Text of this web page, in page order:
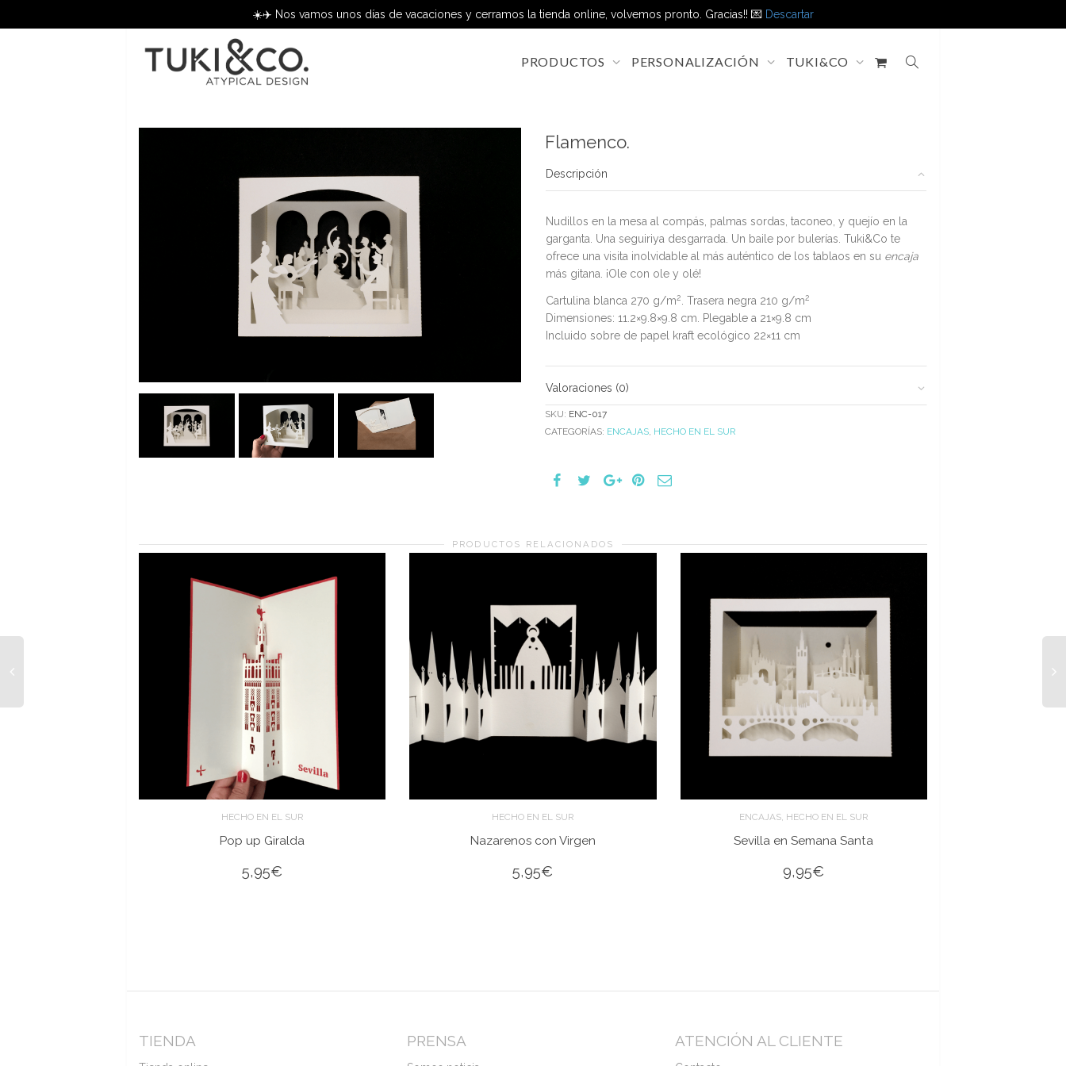
PRODUCTOS PERSONALIZACIÓN TUKI&CO
Flamenco.
Descripción
Nudillos en la mesa al compás, palmas sordas, taconeo, y quejío en la
garganta. Una seguiriya desgarrada. Un baile por bulerías. Tuki&Co te
ofrece una visita inolvidable al más auténtico de los tablaos en su encaja
más gitana. ¡Ole con ole y olé!
Cartulina blanca 270 g/m2 . Trasera negra 210 g/m2
Dimensiones: 11.2×9.8×9.8 cm. Plegable a 21×9.8 cm
Incluido sobre de papel kraft ecológico 22×11 cm
Valoraciones (0)
SKU: ENC-017
CATEGORÍAS: ENCAJAS HECHO EN EL SUR
PRODUCTOS RELACIONADOS
HECHO EN EL SUR
Pop up Giralda
5,95€
HECHO EN EL SUR
Nazarenos con Virgen
5,95€
ENCAJAS, HECHO EN EL SUR
Sevilla en Semana Santa
9,95€
TIENDA PRENSA ATENCIÓN AL CLIENTE
☀️✈️ Nos vamos unos días de vacaciones y cerramos la tienda online, volvemos pronto. Gracias!! 💌 Descartar